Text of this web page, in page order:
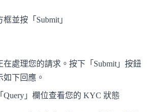
並按「Submit」
在處理您的請求。按下「Submit」按鈕
下回應。
Query」欄位查看您的 KYC 狀態